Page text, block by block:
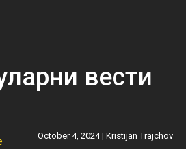
вести
October 4, 2024 |Kristijan Trajchov